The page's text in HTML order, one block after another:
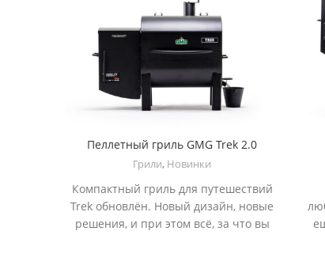
Пеллетный гриль GMG Trek 2.0
Грили, Новинки
Компактный гриль для путешествий
Trek обновлён. Новый дизайн, новые
решения, и при этом всё, за что вы